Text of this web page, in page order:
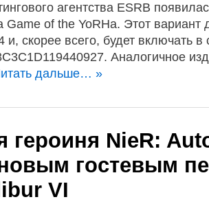
агентства ESRB
Game of the YoRHa. Этот
и, скорее всего, будет включать в
Аналогичное
дальше… »
героиня NieR:
гостевым
VI